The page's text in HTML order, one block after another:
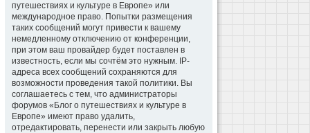
путешествиях и культуре в Европе» или
международное право. Попытки размещения
таких сообщений могут привести к вашему
немедленному отключению от конференции,
при этом ваш провайдер будет поставлен в
известность, если мы сочтём это нужным. IP-
адреса всех сообщений сохраняются для
возможности проведения такой политики. Вы
соглашаетесь с тем, что администраторы
форумов «Блог о путешествиях и культуре в
Европе» имеют право удалить,
отредактировать, перенести или закрыть любую